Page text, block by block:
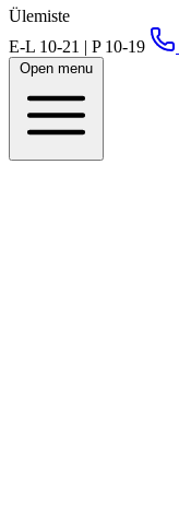
Ülemiste
E-L 10-21 | P 10-19
Open menu